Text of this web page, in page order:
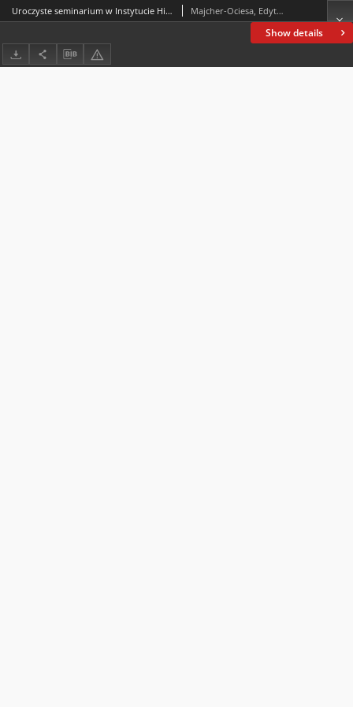
Show details
Uroczyste seminarium w Instytucie Historii Uniwersytetu Jana Kochanowskiego w Kielcach Majcher-Ociesa, Edyta; Młynarczyk-Tomczyk, Anita